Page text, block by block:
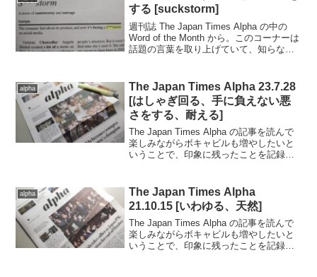
する [suckstorm]
週刊誌 The Japan Times Alpha の中の
Word of the Month から。このコーナーは
話題の言葉を取り上げていて、知らない
alpha
The Japan Times Alpha 23.7.28
[はしゃぎ回る、手に負えない悪
さをする、耐える]
The Japan Times Alpha の記事を読んで
楽しみながらボキャビルも増やしたいと
いうことで、印象に残ったことを記録し
だっ...
alpha
The Japan Times Alpha
21.10.15 [いわゆる、天然]
The Japan Times Alpha の記事を読んで
楽しみながらボキャビルも増やしたいと
いうことで、印象に残ったことを記録し